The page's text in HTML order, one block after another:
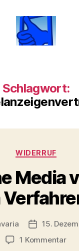
Media
GmbH
Schlagwort:
Kategorien
WIDERRUF
Media
15.
1 Kommentarzu